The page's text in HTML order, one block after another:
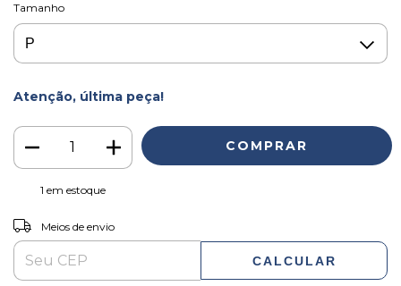
Tamanho
Atenção, última peça!
1 em estoque
Entregas para o CEP:
Meios de envio
CALCULAR